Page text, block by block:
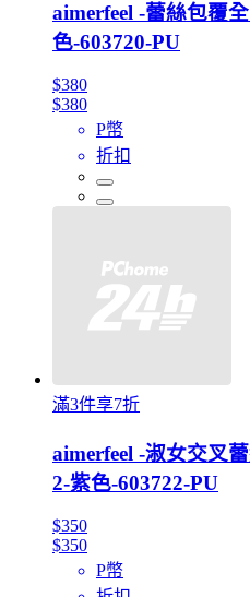
aimerfeel -蕾絲包覆
色-603720-PU
$380
$380
P幣
折扣
滿3件享7折
aimerfeel -淑女交叉
2-紫色-603722-PU
$350
$350
P幣